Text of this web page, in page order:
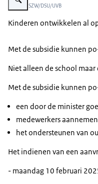
Beeld: © SZW/DSU/UVB
Kinderen ontwikkelen al
Met de subsidie kunnen
Niet alleen de school
Met de subsidie kunnen
een door de minister
medewerkers
het ondersteunen van
Het indienen van een
- maandag 10 februari